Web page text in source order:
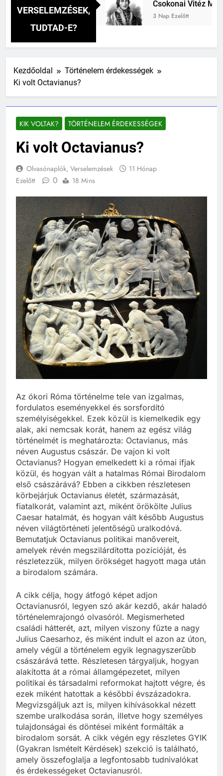
VERSELEMZÉSEK,
TUDTAD-E?
Csokonai Vitéz Mihály: A
3 Nap Ezelőtt
Kezdőoldal
Történelem érdekességek
Ki volt Octavianus?
KIK VOLTAK? TÖRTÉNELEM ÉRDEKESSÉGEK
Ki volt Octavianus?
Olvasónaplók, Verselemzések
11 Hónap
Ezelőtt
0 18 Mins
Az ókori Róma történelme tele van izgalmas,
fordulatos eseményekkel és sorsfordító
személyiségekkel. Ezek közül is kiemelkedik egy
alak, aki nemcsak korát, hanem az egész világ
történelmét is meghatározta: Octavianus, más
néven Augustus császár. De vajon ki volt
Octavianus? Hogyan emelkedett ki a római ifjak
közül, és hogyan vált a hatalmas Római Birodalom
első császárává? Ebben a cikkben részletesen
körbejárjuk Octavianus életét, származását,
fiatalkorát, valamint azt, miként örökölte Julius
Caesar hatalmát, és hogyan vált később Augustus
néven világtörténeti jelentőségű uralkodóvá.
Bemutatjuk Octavianus politikai manővereit,
amelyek révén megszilárdította pozícióját, és
részletezzük, milyen örökséget hagyott maga után
a birodalom számára.
A cikk célja, hogy átfogó képet adjon
Octavianusról, legyen szó akár kezdő, akár haladó
történelemrajongó olvasóról. Megismerheted
családi hátterét, azt, milyen viszony fűzte a nagy
Julius Caesarhoz, és miként indult el azon az úton,
amely végül a történelem egyik legnagyszerűbb
császárává tette. Részletesen tárgyaljuk, hogyan
alakította át a római államgépezetet, milyen
politikai és társadalmi reformokat hajtott végre, és
ezek miként hatottak a későbbi évszázadokra.
Megvizsgáljuk azt is, milyen kihívásokkal nézett
szembe uralkodása során, illetve hogy személyes
tulajdonságai és döntései miként formálták a
birodalom sorsát. A cikk végén egy részletes GYIK
(Gyakran Ismételt Kérdések) szekció is található,
amely összefoglalja a legfontosabb tudnivalókat
és érdekességeket Octavianusról.